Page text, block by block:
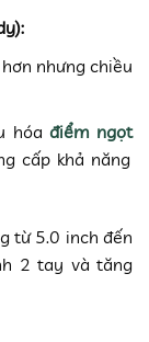
nhưng chiều
hóa điểm ngọt
cấp khả năng
từ 5.0 inch đến
2 tay và tăng